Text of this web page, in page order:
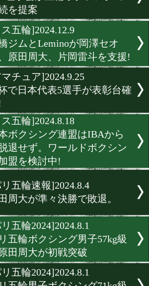
ワールドボクシングカップ
タナ2025で日本勢が健闘
[ロス五輪]2025.3.18
IOC理事会が五輪ボクシン
継続を提案
大橋ジムとLeminoが岡澤
ン、原田周大、片岡雷斗を
[アマチュア]2024.9.25
W杯で日本代表5選手が表
定!
[ロス五輪]2024.8.18
日本ボクシング連盟はIBA
は脱退せず。ワールドボク
グ加盟を検討中!